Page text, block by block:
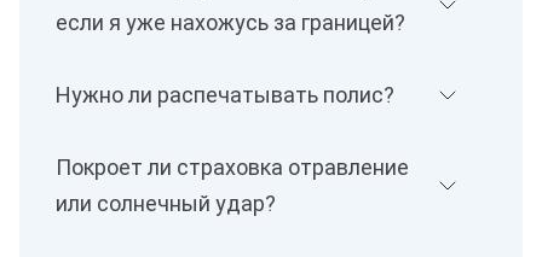
если я уже нахожусь за границей?
Нужно ли распечатывать полис?
Покроет ли страховка отравление
или солнечный удар?